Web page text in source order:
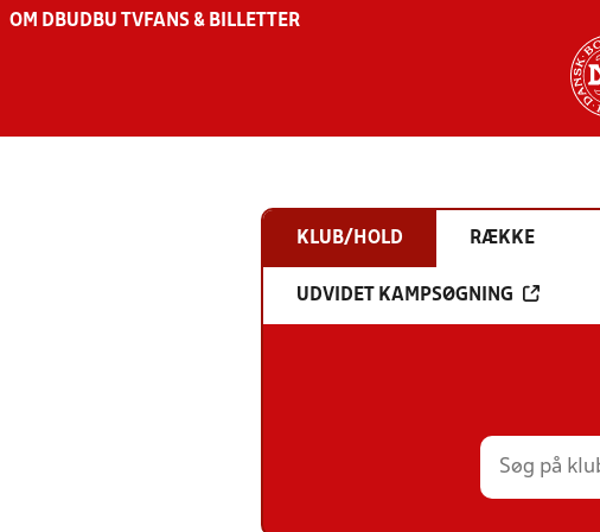
OM DBU DBU TV FANS & BILLETTER
KLUB/HOLD RÆKKE
UDVIDET KAMPSØGNING